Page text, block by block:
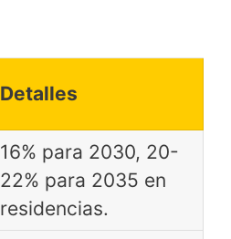
Detalles
16% para 2030, 20-
22% para 2035 en
residencias.